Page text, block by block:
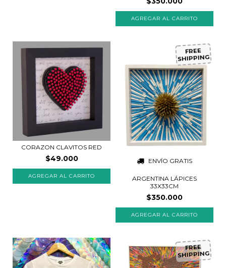
CORAZON CLAVITOS RED
$49.000
AGREGAR AL CARRITO
ENVÍO GRATIS
FREE
SHIPPING
ARGENTINA LÁPICES
33X33CM
$350.000
FREE
SHIPPING